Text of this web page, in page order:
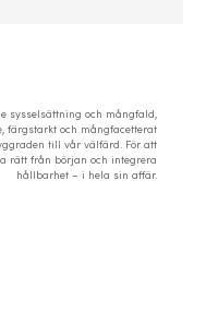
sysselsättning och mångfald,
färgstarkt och mångfacetterat
till vår välfärd. För att
rätt från början och integrera
hållbarhet – i hela sin affär.